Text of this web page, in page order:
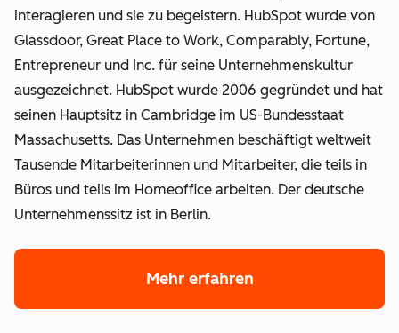
interagieren und sie zu begeistern. HubSpot wurde von
Glassdoor, Great Place to Work, Comparably, Fortune,
Entrepreneur und Inc. für seine Unternehmenskultur
ausgezeichnet. HubSpot wurde 2006 gegründet und hat
seinen Hauptsitz in Cambridge im US-Bundesstaat
Massachusetts. Das Unternehmen beschäftigt weltweit
Tausende Mitarbeiterinnen und Mitarbeiter, die teils in
Büros und teils im Homeoffice arbeiten. Der deutsche
Unternehmenssitz ist in Berlin.
Mehr erfahren